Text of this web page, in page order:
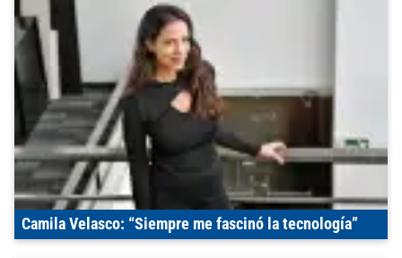
Camila Velasco: “Siempre me fascinó la tecnología”